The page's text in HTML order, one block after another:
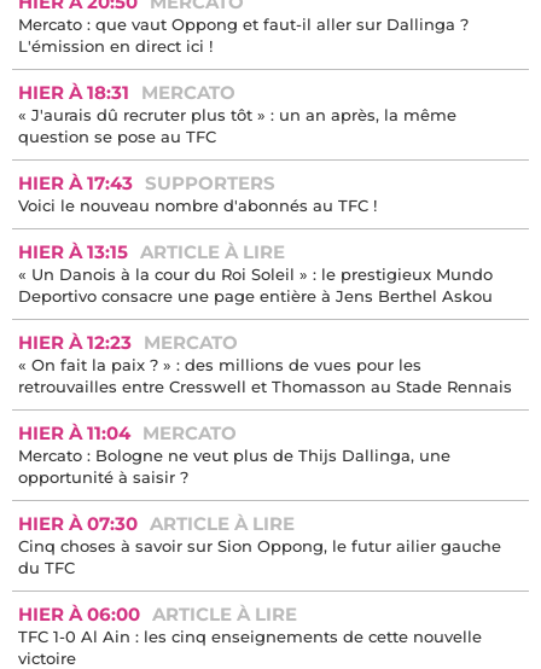
Mercato : que vaut Oppong et faut-il aller sur Dallinga ?
L'émission en direct ici !
HIER À 18:31 MERCATO
« J'aurais dû recruter plus tôt » : un an après, la même
question se pose au TFC
HIER À 17:43 SUPPORTERS
Voici le nouveau nombre d'abonnés au TFC !
HIER À 13:15 ARTICLE À LIRE
« Un Danois à la cour du Roi Soleil » : le prestigieux Mundo
Deportivo consacre une page entière à Jens Berthel Askou
HIER À 12:23 MERCATO
« On fait la paix ? » : des millions de vues pour les
retrouvailles entre Cresswell et Thomasson au Stade Rennais
HIER À 11:04 MERCATO
Mercato : Bologne ne veut plus de Thijs Dallinga, une
opportunité à saisir ?
HIER À 07:30 ARTICLE À LIRE
Cinq choses à savoir sur Sion Oppong, le futur ailier gauche
du TFC
HIER À 06:00 ARTICLE À LIRE
TFC 1-0 Al Ain : les cinq enseignements de cette nouvelle
victoire